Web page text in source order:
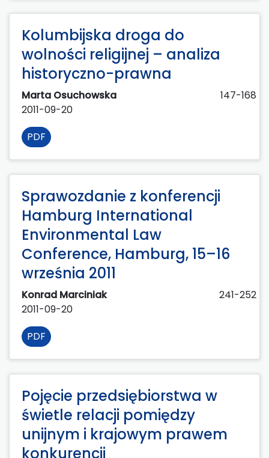
Kolumbijska droga do
wolności religijnej – analiza
historyczno-prawna
Marta Osuchowska
147-168
2011-09-20
PDF
Sprawozdanie z konferencji
Hamburg International
Environmental Law
Conference, Hamburg, 15–16
września 2011
Konrad Marciniak
241-252
2011-09-20
PDF
Pojęcie przedsiębiorstwa w
świetle relacji pomiędzy
unijnym i krajowym prawem
konkurencji